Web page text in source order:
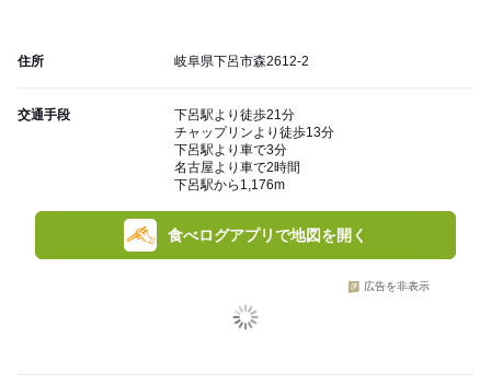
住所 岐阜県下呂市森2612-2
交通手段
下呂駅より徒歩21分
チャップリンより徒歩13分
下呂駅より車で3分
名古屋より車で2時間
下呂駅から1,176m
食べログアプリで地図を開く
広告を非表示